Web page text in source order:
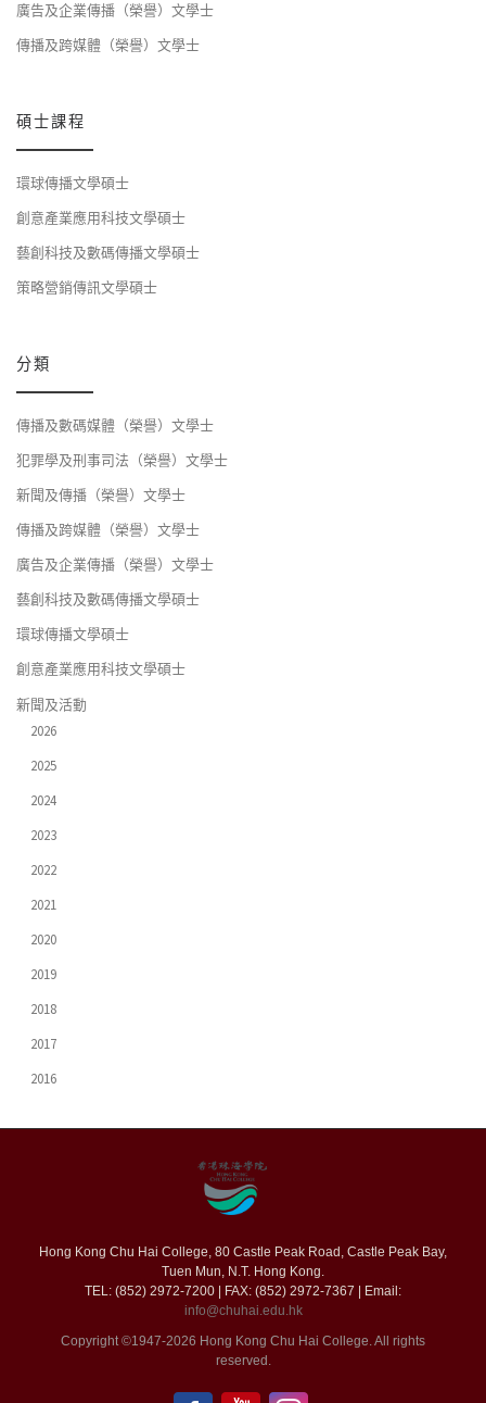
廣告及企業傳播（榮譽）文學士
傳播及跨媒體（榮譽）文學士
碩士課程
環球傳播文學碩士
創意產業應用科技文學碩士
藝創科技及數碼傳播文學碩士
策略營銷傳訊文學碩士
分類
傳播及數碼媒體（榮譽）文學士
犯罪學及刑事司法（榮譽）文學士
新聞及傳播（榮譽）文學士
傳播及跨媒體（榮譽）文學士
廣告及企業傳播（榮譽）文學士
藝創科技及數碼傳播文學碩士
環球傳播文學碩士
創意產業應用科技文學碩士
新聞及活動
2026
2025
2024
2023
2022
2021
2020
2019
2018
2017
2016
Hong Kong Chu Hai College, 80 Castle Peak Road, Castle Peak Bay,
Tuen Mun, N.T. Hong Kong.
TEL: (852) 2972-7200 | FAX: (852) 2972-7367 | Email:
info@chuhai.edu.hk
Copyright ©1947-2026 Hong Kong Chu Hai College. All rights
reserved.